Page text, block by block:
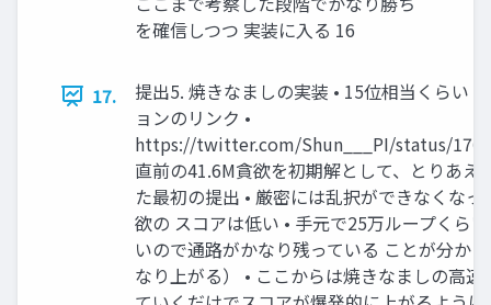
を確信しつつ 実装に入る 16
17.
提出5. 焼きなましの実装 • 15位相当くらい
ョンのリンク •
https://twitter.com/Shun___PI/status/
直前の41.6M貪欲を初期解として、とりあえ
た最初の提出 • 厳密には乱択ができなくな
欲の スコアは低い • 手元で25万ループくら
いので通路がかなり残っている ことが分か
なり上がる） • ここからは焼きなましの高